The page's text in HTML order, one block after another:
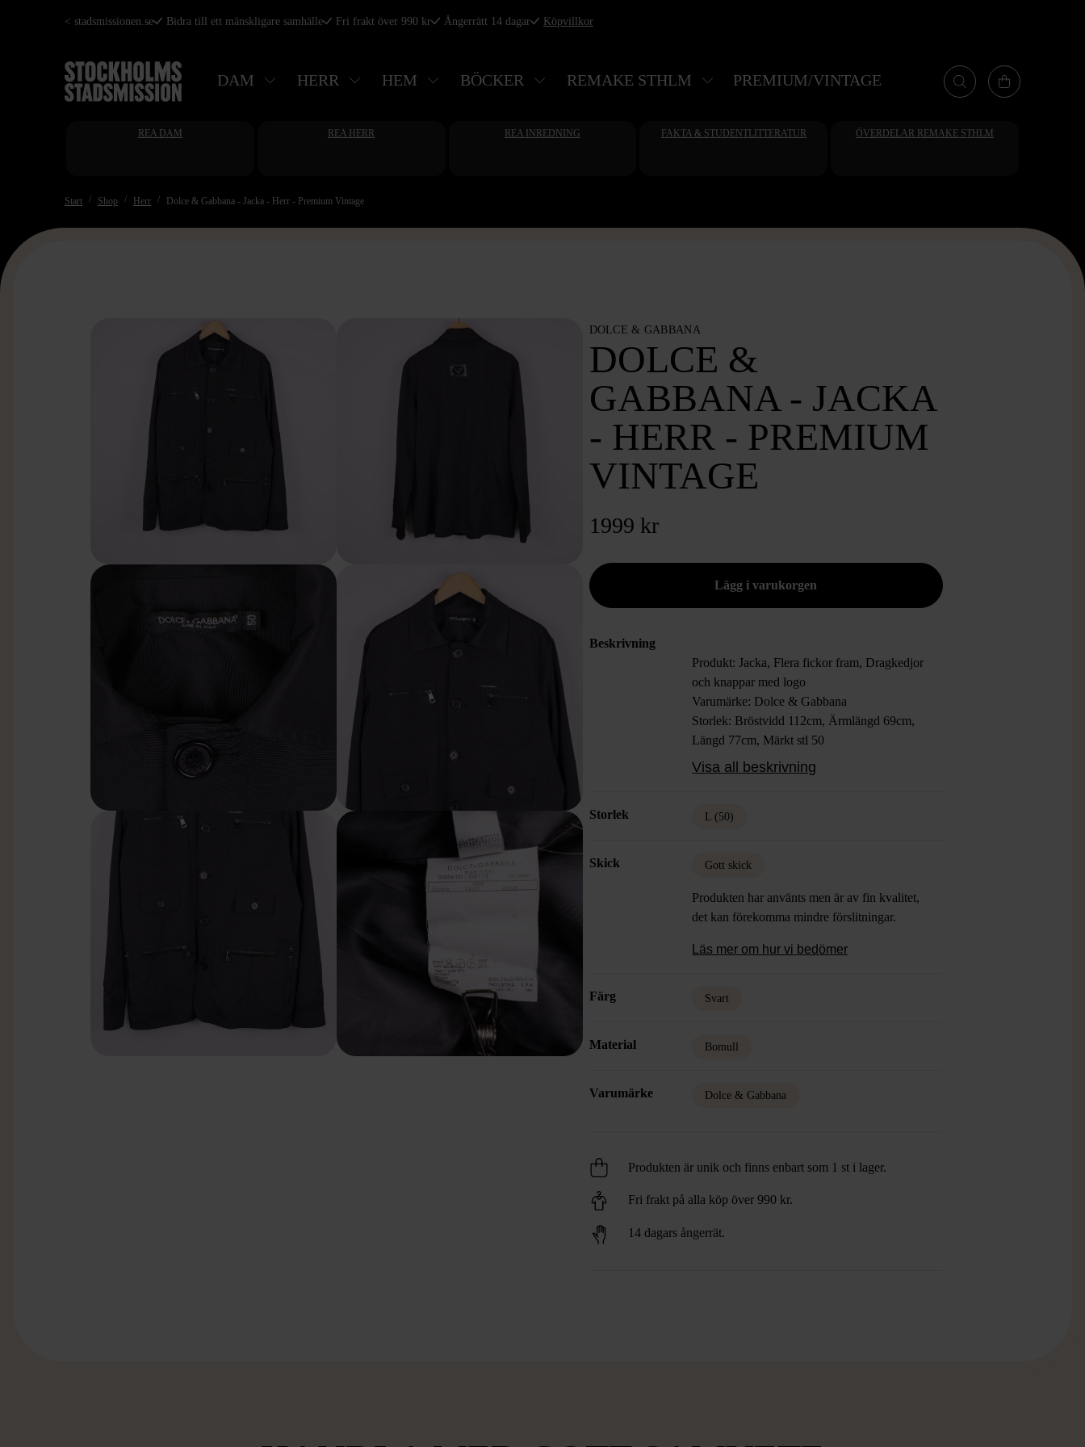
Hoppa
huvudinnehåll
< stadsmissionen.se Bidra till ett mänskligare samhälle Fri frakt över 990 kr Ångerrätt 14 dagar Köpvillkor
DAM HERR HEM BÖCKER REMAKE STHLM PREMIUM/VINTAGE
REA DAM REA HERR REA INREDNING FAKTA & STUDENTLITTERATUR ÖVERDELAR REMAKE STHLM
Start Shop Herr Dolce & Gabbana - Jacka - Herr - Premium Vintage
DOLCE & GABBANA
DOLCE &
GABBANA - JACKA
- HERR - PREMIUM
VINTAGE
1999 kr
Beskrivning
Produkt: Jacka, Flera fickor fram, Dragkedjor
och knappar med logo
Varumärke: Dolce & Gabbana
Storlek: Bröstvidd 112cm, Ärmlängd 69cm,
Längd 77cm, Märkt stl 50
Färg: Svart
Material: 100% Bomull
Visa all beskrivning
Storlek L (50)
Skick Gott skick
Produkten har använts men är av fin kvalitet,
det kan förekomma mindre förslitningar.
Läs mer om hur vi bedömer
Färg Svart
Material Bomull
Varumärke Dolce & Gabbana
Produkten är unik och finns enbart som 1 st i lager.
Fri frakt på alla köp över 990 kr.
14 dagars ångerrät.